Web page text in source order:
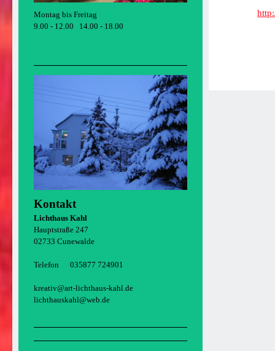
Montag bis Freitag
9.00 - 12.00 14.00 - 18.00
Kontakt
Lichthaus Kahl
Hauptstraße 247
02733 Cunewalde
Telefon 035877 724901
kreativ@art-lichthaus-kahl.de
lichthauskahl@web.de